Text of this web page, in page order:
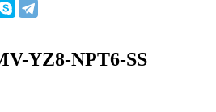
YZ8-NPT6-SS